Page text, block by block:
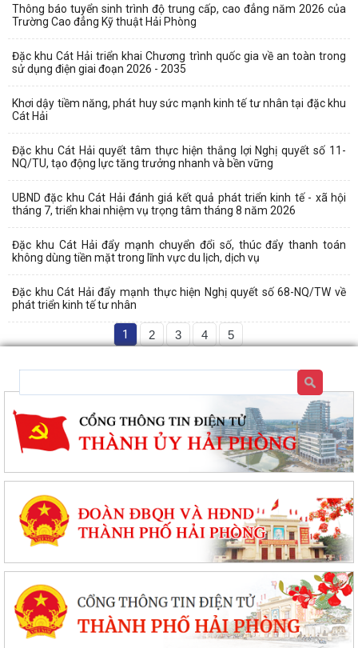
Thông báo tuyển sinh trình độ trung cấp, cao đẳng năm 2026 của
Trường Cao đẳng Kỹ thuật Hải Phòng
Đặc khu Cát Hải triển khai Chương trình quốc gia về an toàn trong
sử dụng điện giai đoạn 2026 - 2035
Khơi dậy tiềm năng, phát huy sức mạnh kinh tế tư nhân tại đặc khu
Cát Hải
Đặc khu Cát Hải quyết tâm thực hiện thắng lợi Nghị quyết số 11-
NQ/TU, tạo động lực tăng trưởng nhanh và bền vững
UBND đặc khu Cát Hải đánh giá kết quả phát triển kinh tế - xã hội
tháng 7, triển khai nhiệm vụ trọng tâm tháng 8 năm 2026
Đặc khu Cát Hải đẩy mạnh chuyển đổi số, thúc đẩy thanh toán
không dùng tiền mặt trong lĩnh vực du lịch, dịch vụ
Đặc khu Cát Hải đẩy mạnh thực hiện Nghị quyết số 68-NQ/TW về
phát triển kinh tế tư nhân
1 2 3 4 5
Nâng cao kỹ năng phòng cháy, chữa cháy cho người dân thôn Gia Luận
Chung kết toàn quốc Hội thi lực lượng tham gia bảo vệ an ninh, trật tự
ở cơ sở giỏi lần thứ I tại...
Đặc khu Cát Hải đẩy mạnh cải cách hành chính, nâng cao chất lượng
phục vụ người dân và doanh nghiệp
Thông báo tuyển sinh trình độ trung cấp, cao đẳng năm 2026 của
Trường Cao đẳng Kỹ thuật Hải Phòng